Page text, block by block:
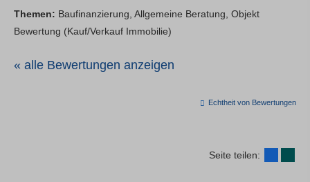
Themen: Baufinanzierung, Allgemeine Beratung, Objekt
Bewertung (Kauf/Verkauf Immobilie)
« alle Bewertungen anzeigen
Echtheit von Bewertungen
Seite teilen: